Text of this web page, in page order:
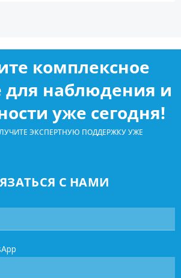
комплексное
наблюдения и
уже сегодня!
ЭКСПЕРТНУЮ ПОДДЕРЖКУ УЖЕ
С НАМИ